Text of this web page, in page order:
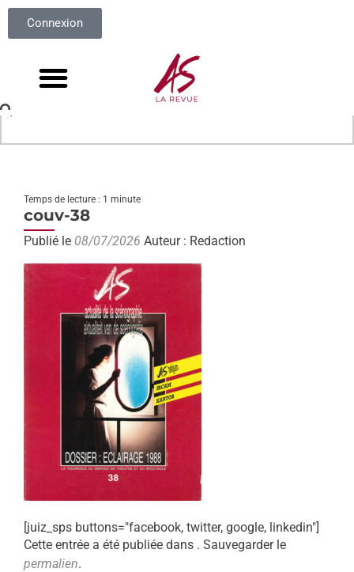
Connexion
Temps de lecture : 1 minute
couv-38
Publié le 08/07/2026 Auteur : Redaction
[juiz_sps buttons="facebook, twitter, google, linkedin"]
Cette entrée a été publiée dans . Sauvegarder le
permalien.